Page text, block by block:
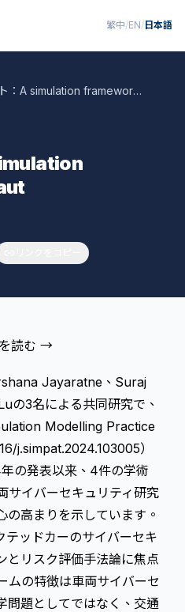
繁中/EN/ 日本語
インサイト：A simulation framework for aut
読む →
Jayaratne、Suraj
の3名による共同研究で、
Modelling Practice
j.simpat.2024.103005）
の発表以来、4件の学術
サイバーセキュリティ研究
の高まりを示しています。
ッドカーのサイバーセキ
とリスク評価手法論に焦点
ムの特徴は車両サイバーセ
問題としてではなく、交通